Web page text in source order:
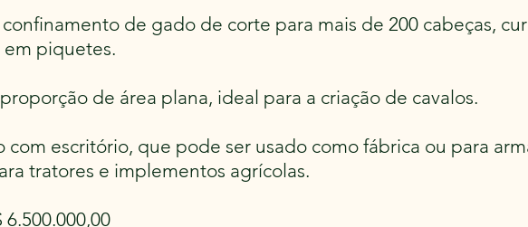
de gado de corte para mais de 200 cabeças,
piquetes.
de área plana, ideal para a criação de cavalos.
com escritório, que pode ser usado como fábrica ou para
tratores e implementos agrícolas.
6.500.000,00